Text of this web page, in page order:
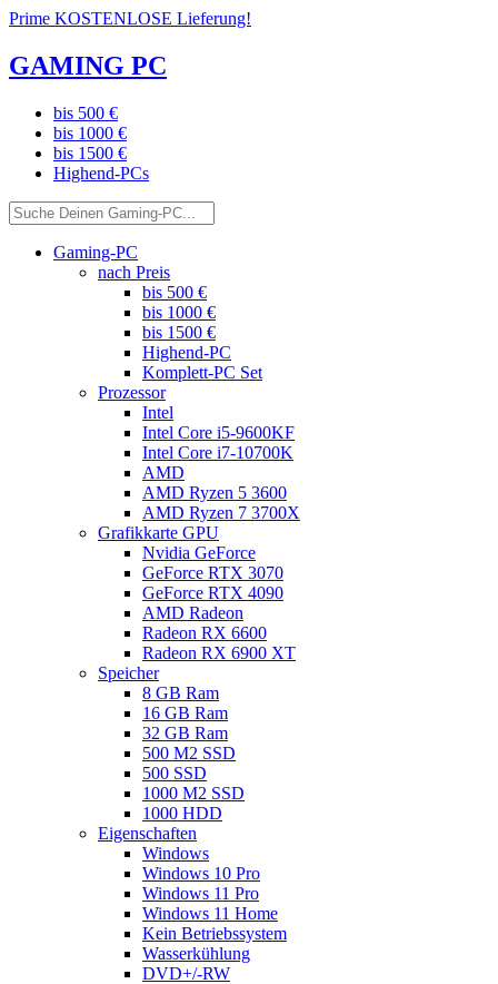
Prime KOSTENLOSE Lieferung!
GAMING PC
bis 500 €
bis 1000 €
bis 1500 €
Highend-PCs
Gaming-PC
nach Preis
bis 500 €
bis 1000 €
bis 1500 €
Highend-PC
Komplett-PC Set
Prozessor
Intel
Intel Core i5-9600KF
Intel Core i7-10700K
AMD
AMD Ryzen 5 3600
AMD Ryzen 7 3700X
Grafikkarte GPU
Nvidia GeForce
GeForce RTX 3070
GeForce RTX 4090
AMD Radeon
Radeon RX 6600
Radeon RX 6900 XT
Speicher
8 GB Ram
16 GB Ram
32 GB Ram
500 M2 SSD
500 SSD
1000 M2 SSD
1000 HDD
Eigenschaften
Windows
Windows 10 Pro
Windows 11 Pro
Windows 11 Home
Kein Betriebssystem
Wasserkühlung
DVD+/-RW